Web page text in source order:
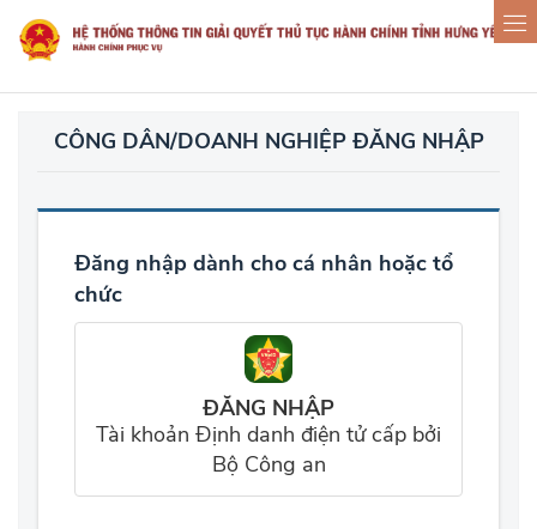
CÔNG DÂN/DOANH NGHIỆP ĐĂNG NHẬP
Đăng nhập dành cho cá nhân hoặc tổ
chức
ĐĂNG NHẬP
Tài khoản Định danh điện tử cấp bởi
Bộ Công an